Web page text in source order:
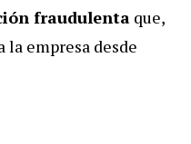
fraudulenta que,
la empresa desde